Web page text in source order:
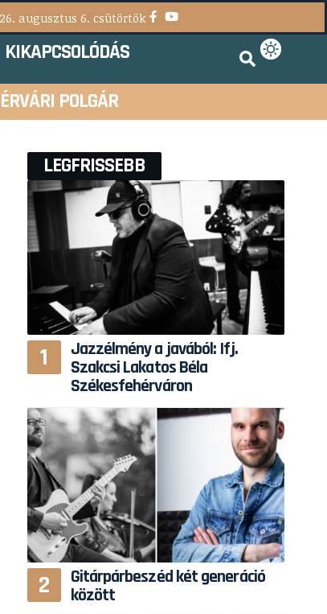
augusztus 6. csütörtök
KIKAPCSOLÓDÁS
POLGÁR
LEGFRISSEBB
Jazzélmény a javából: Ifj.
Szakcsi Lakatos Béla
Székesfehérváron
Gitárpárbeszéd két generáció
között